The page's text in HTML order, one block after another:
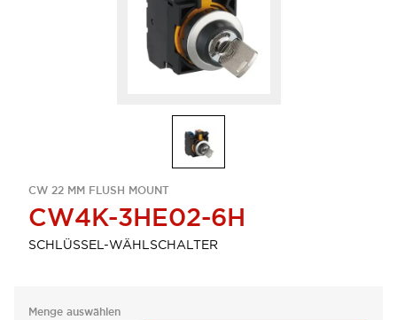
CW 22 MM FLUSH MOUNT
CW4K-3HE02-6H
SCHLÜSSEL-WÄHLSCHALTER
Menge auswählen